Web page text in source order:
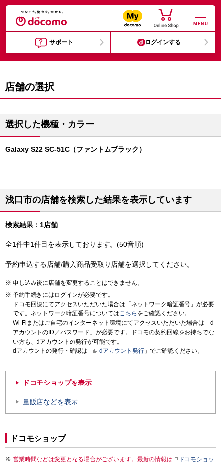
MENU
サポート ログインする
店舗の選択
選択した機種・カラー
Galaxy S22 SC-51C（ファントムブラック）
浅口市の店舗を検索した結果を表示しています
検索結果：1店舗
全1件中1件目を表示しております。(50音順)
予約申込する店舗/購入商品受取り店舗を選択してください。
申し込み後に店舗を変更することはできません。
予約手続きにはログインが必要です。
ドコモ回線にてアクセスいただいた場合は「ネットワーク暗証番号」が必要
です。ネットワーク暗証番号についてはこちら をご確認ください。
Wi-Fiまたはご自宅のインターネット環境にてアクセスいただいた場合は「d
アカウントのID／パスワード」が必要です。ドコモの契約回線をお持ちでな
い方も、dアカウントの発行が可能です。
dアカウントの発行・確認は「
dアカウント発行 」でご確認ください。
ドコモショップを表示
量販店などを表示
ドコモショップ
営業時間などは変更となる場合がございます。最新の情報は
ドコモショッ